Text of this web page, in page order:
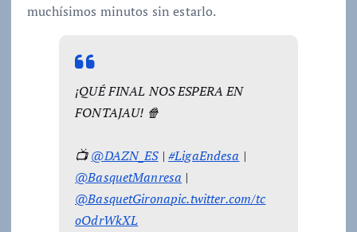
muchísimos minutos sin estarlo.
¡QUÉ FINAL NOS ESPERA EN
FONTAJAU! 🍿
📺@DAZN_ES| #LigaEndesa |
@BasquetManresa |
@BasquetGironapic.twitter.com/tc
oOdrWkXL